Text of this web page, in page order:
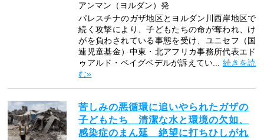
アンマン（ヨルダン）発
パレスチナのガザ地区とヨルダン川西岸地区で
続く攻撃により、子どもたちの命が奪われ、け
がを負わされている事態を受け、ユニセフ（国
連児童基金）中東・北アフリカ事務所代表エド
ゥアルド・ベイグベデルが訴えてい... 続きを読
む»
苦しみの悪循環に追いやられたガザの
子どもたち 清潔な水と環境の欠如、
感染症のまん延 絶望に打ちひしがれ